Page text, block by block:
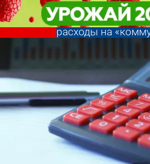
Одной категории
захотели
расходы на
В стране и
мире
Одной категории
захотели
расходы на
В стране и
мире
Другие
по теме
Погода и
валют в